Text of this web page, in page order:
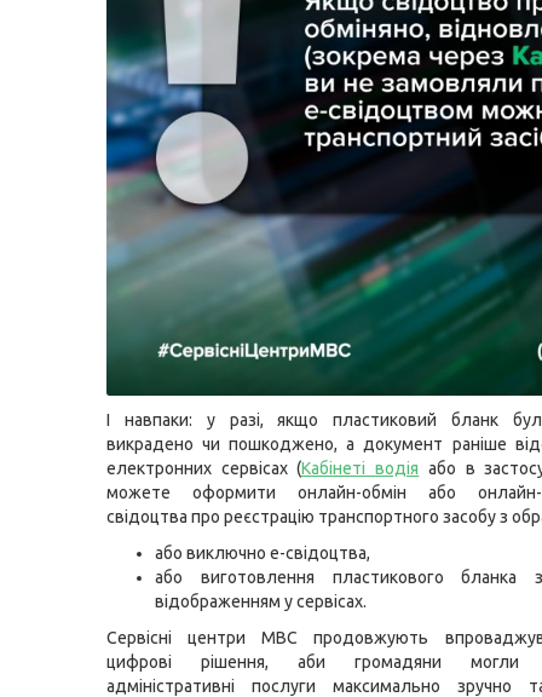
І навпаки: у разі, якщо пластиковий бланк
викрадено чи пошкоджено, а документ раніше
електронних сервісах (Кабінеті водія або в
можете оформити онлайн-обмін або онлайн-
свідоцтва про реєстрацію транспортного засобу з
або виключно е-свідоцтва,
або виготовлення пластикового бланка
відображенням у сервісах.
Сервісні центри МВС продовжують
цифрові рішення, аби громадяни могли
адміністративні послуги максимально зручно